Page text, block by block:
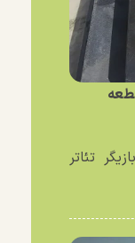
تئاتر